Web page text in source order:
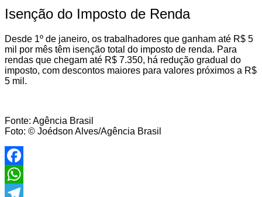
Isenção do Imposto de Renda
Desde 1º de janeiro, os trabalhadores que ganham até R$ 5
mil por mês têm isenção total do imposto de renda. Para
rendas que chegam até R$ 7.350, há redução gradual do
imposto, com descontos maiores para valores próximos a R$
5 mil.
Fonte: Agência Brasil
Foto: © Joédson Alves/Agência Brasil
Facebook
WhatsApp